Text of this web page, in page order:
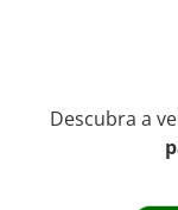
Descubra a